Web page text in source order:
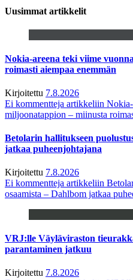
Uusimmat artikkelit
Nokia-areena teki viime
roimasti aiempaa enemmän
Kirjoitettu 7.8.2026
Ei kommentteja artikkeliin
miljoonatappion – miinusta
Betolarin hallitukseen
jatkaa puheenjohtajana
Kirjoitettu 7.8.2026
Ei kommentteja artikkeliin
osaamista – Dahlbom jatkaa
VRJ:lle Väyläviraston
parantaminen jatkuu
Kirjoitettu 7.8.2026